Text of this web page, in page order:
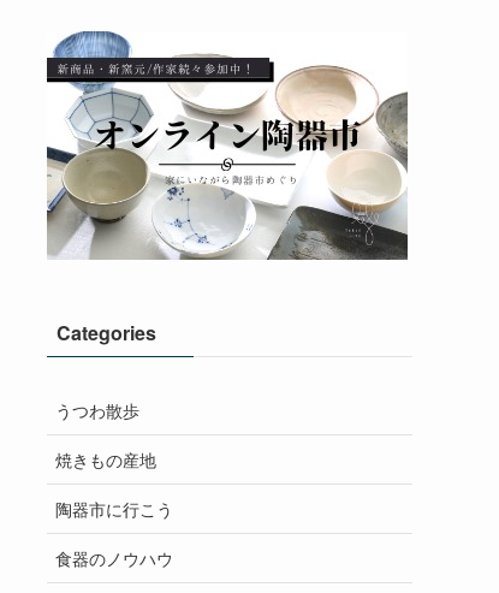
Categories
うつわ散歩
焼きもの産地
陶器市に行こう
食器のノウハウ